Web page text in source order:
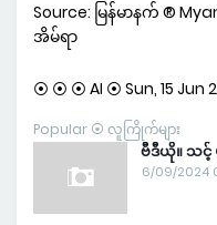
Source: မြန်မာနက် ®
အိမ်ရာ
⦿ ⦿ ⦿ AI ⦿ Sun, 15 Jun
Popular ⦿ လူကြိုက်များ
ဗီဒီယို။ သင့်
6/09/2024